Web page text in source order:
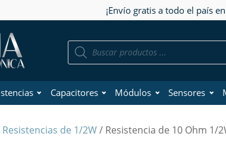
¡Envío gratis a todo el país
Búsqueda
Capacitores Módulos Sensores
Resistencias de 1/2W/ Resistencia de 10 Ohm 1/